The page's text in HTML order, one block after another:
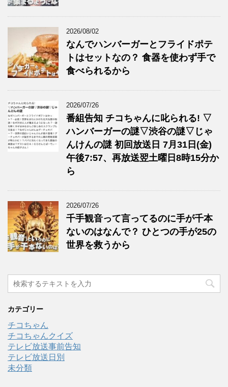
2026/08/02
なんでハンバーガーとフライドポテ
トはセットなの？ 食器を使わず手で
食べられるから
2026/07/26
番組告知 チコちゃんに叱られる! ▽
ハンバーガーの謎▽渋谷の謎▽じゃ
んけんの謎 初回放送日 7月31日(金)
午後7:57、再放送翌土曜日8時15分か
ら
2026/07/26
千手観音って言ってるのに手が千本
ないのはなんで？ ひとつの手が25の
世界を救うから
カテゴリー
チコちゃん
チコちゃんクイズ
テレビ放送事前告知
テレビ放送日別
未分類